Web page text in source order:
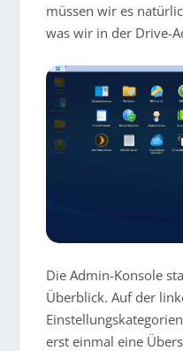
müssen wir es
was wir in der Drive-
Die Admin-Konsole
Überblick. Auf der
erst einmal eine